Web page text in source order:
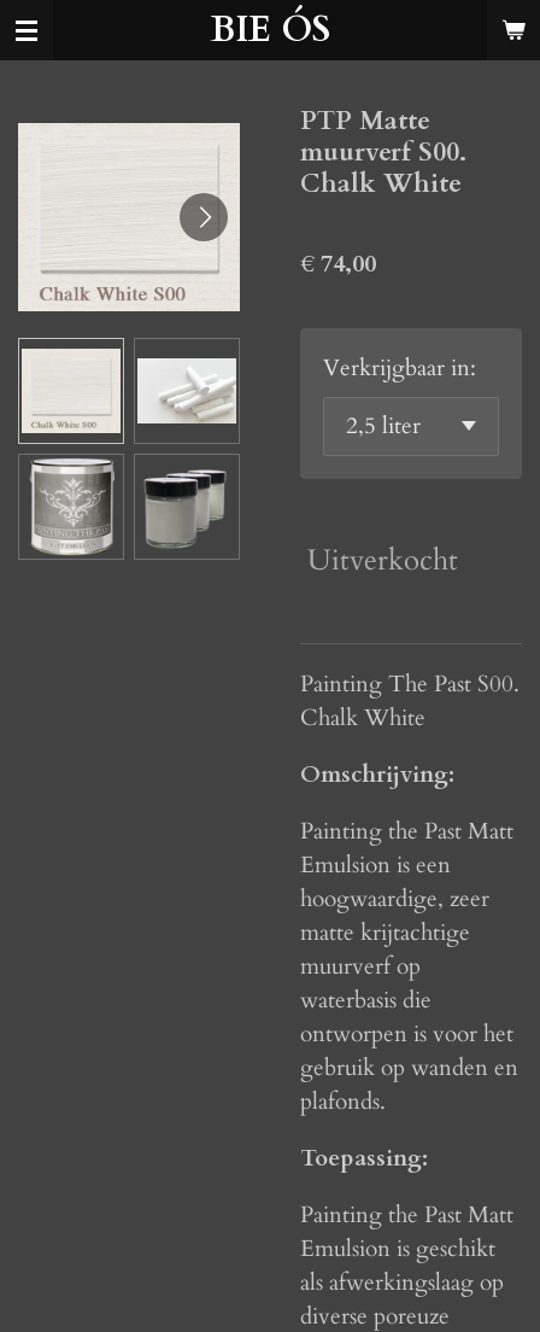
Ga
direct
de
BIE ÓS
PTP Matte
muurverf S00.
Chalk White
€ 74,00
Verkrijgbaar in:
Uitverkocht
Painting The Past S00.
Chalk White
Omschrijving:
Painting the Past Matt
Emulsion is een
hoogwaardige, zeer
matte krijtachtige
muurverf op
waterbasis die
ontworpen is voor het
gebruik op wanden en
plafonds.
Toepassing:
Painting the Past Matt
Emulsion is geschikt
als afwerkingslaag op
diverse poreuze